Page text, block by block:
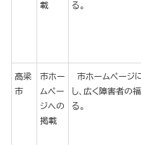
載
る。
高梁
市
市ホー
ムペー
ジへの
掲載
市ホームページ
し、広く障害者
る。